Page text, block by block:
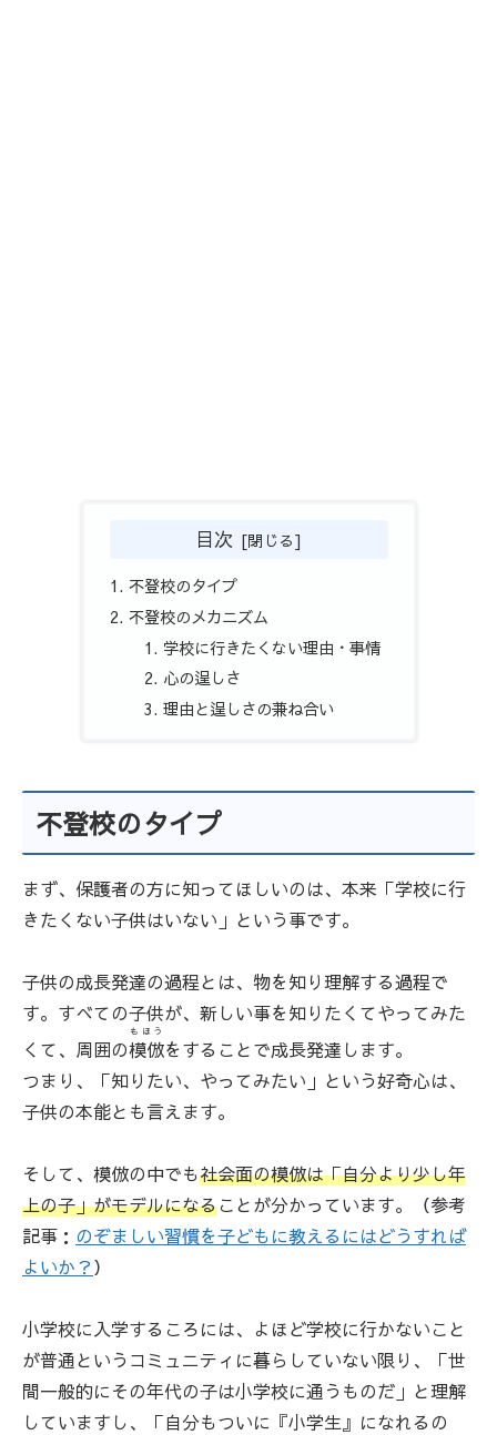
目次
不登校のタイプ
不登校のメカニズム
学校に行きたくない理由・事情
心の逞しさ
理由と逞しさの兼ね合い
不登校のタイプ
まず、保護者の方に知ってほしいのは、本来「学校に行
きたくない子供はいない」という事です。
子供の成長発達の過程とは、物を知り理解する過程で
す。すべての子供が、新しい事を知りたくてやってみた
くて、周囲の模倣
もほう
をすることで成長発達します。
つまり、「知りたい、やってみたい」という好奇心は、
子供の本能とも言えます。
そして、模倣の中でも社会面の模倣は「自分より少し年
上の子」がモデルになることが分かっています。（参考
記事： のぞましい習慣を子どもに教えるにはどうすれば
よいか？）
小学校に入学するころには、よほど学校に行かないこと
が普通というコミュニティに暮らしていない限り、「世
間一般的にその年代の子は小学校に通うものだ」と理解
していますし、「自分もついに『小学生』になれるの